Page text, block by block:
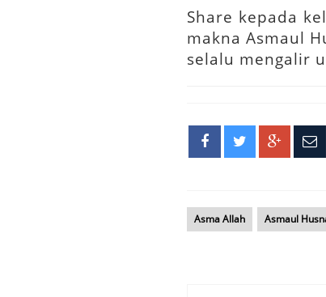
Share kepada
makna Asmaul
selalu mengalir
Asma Allah Asmaul